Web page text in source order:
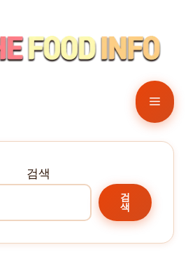
메
뉴
검색
검
색